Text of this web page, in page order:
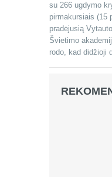
su 266 ugdymo
pirmakursiais (15
pradėjusią
Švietimo
rodo, kad didžioji